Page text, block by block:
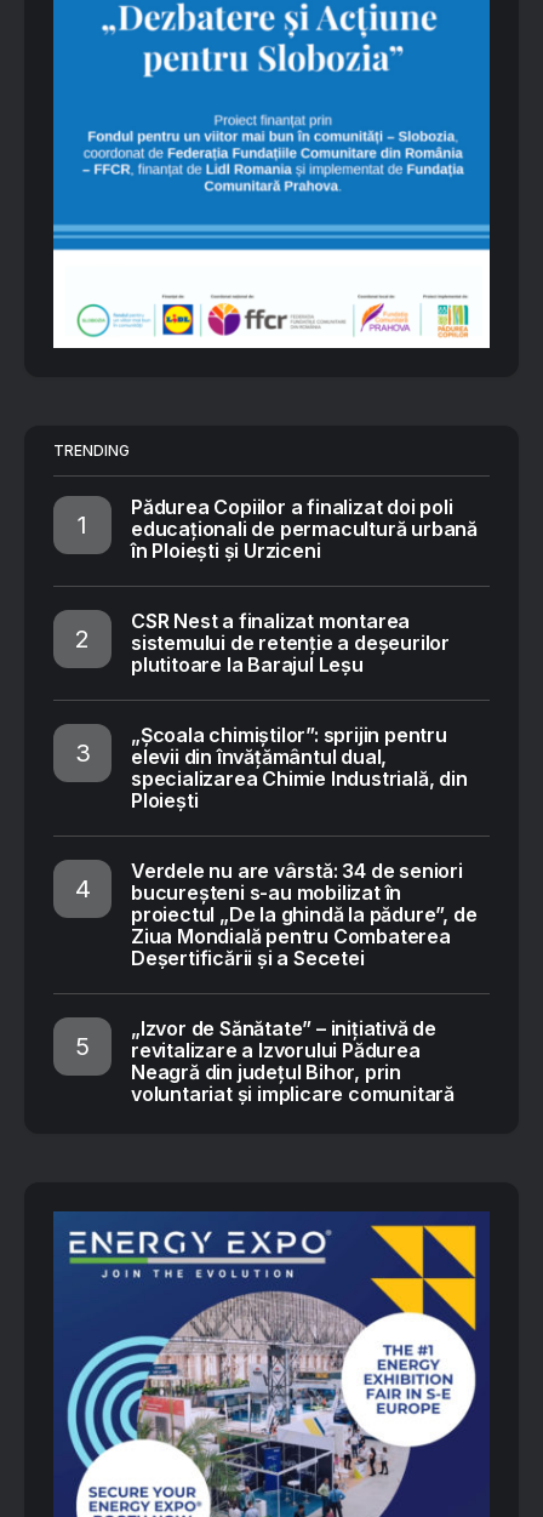
TRENDING
Pădurea Copiilor a finalizat doi poli
educaționali de permacultură urbană
în Ploiești și Urziceni
CSR Nest a finalizat montarea
sistemului de retenție a deșeurilor
plutitoare la Barajul Leșu
„Școala chimiștilor”: sprijin pentru
elevii din învățământul dual,
specializarea Chimie Industrială, din
Ploiești
Verdele nu are vârstă: 34 de seniori
bucureșteni s-au mobilizat în
proiectul „De la ghindă la pădure”, de
Ziua Mondială pentru Combaterea
Deșertificării și a Secetei
„Izvor de Sănătate” – inițiativă de
revitalizare a Izvorului Pădurea
Neagră din județul Bihor, prin
voluntariat și implicare comunitară